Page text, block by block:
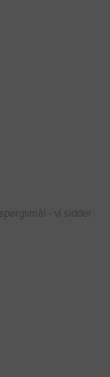
- vi sidder